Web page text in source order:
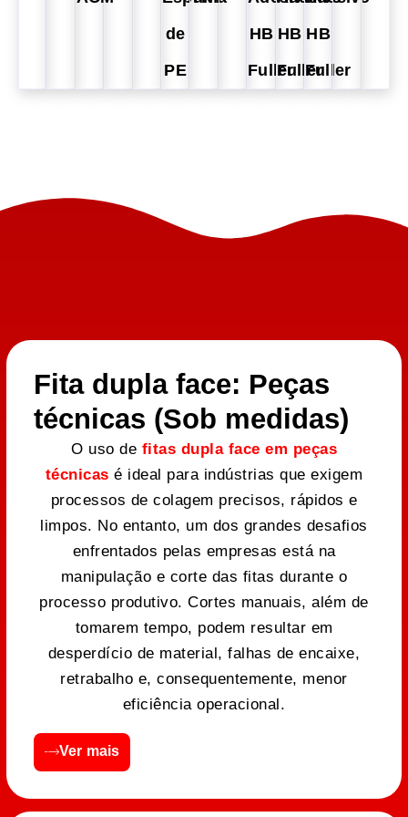
de
PE
HB
Fuller
HB
Fuller
HB
Fuller
Fita dupla face: Peças
técnicas (Sob medidas)
O uso de fitas dupla face em peças
técnicas é ideal para indústrias que exigem
processos de colagem precisos, rápidos e
limpos. No entanto, um dos grandes desafios
enfrentados pelas empresas está na
manipulação e corte das fitas durante o
processo produtivo. Cortes manuais, além de
tomarem tempo, podem resultar em
desperdício de material, falhas de encaixe,
retrabalho e, consequentemente, menor
eficiência operacional.
Ver mais